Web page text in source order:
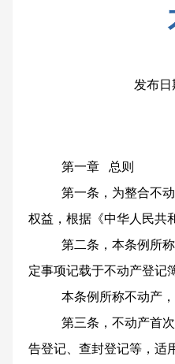
发布
第一章
总则
第一条，为整合不
权益，根据《中华人民共
第二条，本条例所
定事项记载于不动产登记
本条例所称不动产
第三条，不动产首
告登记、查封登记等，适